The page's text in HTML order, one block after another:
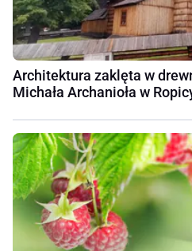
Architektura zaklęta w
Michała Archanioła w